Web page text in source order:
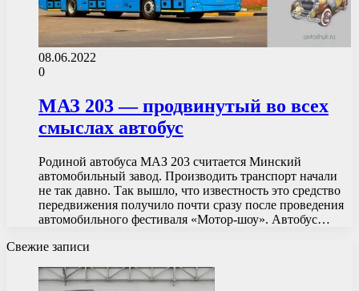
08.06.2022
0
МАЗ 203 — продвинутый во всех
смыслах автобус
Родиной автобуса МАЗ 203 считается Минский
автомобильный завод. Производить транспорт начали
не так давно. Так вышло, что известность это средство
передвижения получило почти сразу после проведения
автомобильного фестиваля «Мотор-шоу». Автобус…
Свежие записи